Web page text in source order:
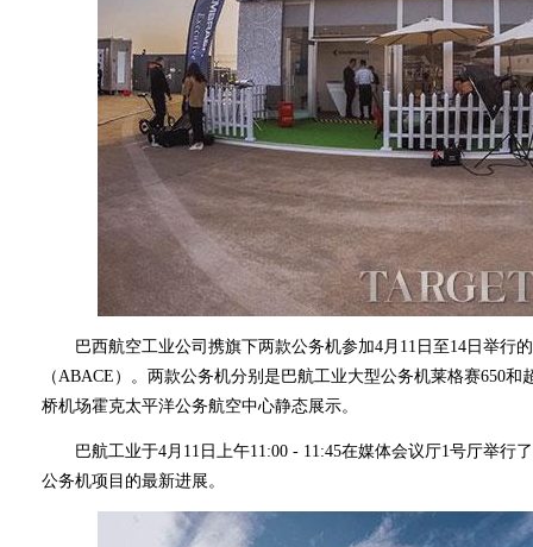
巴西航空工业公司携旗下两款公务机参加4月11日至14日举行的
（ABACE）。两款公务机分别是巴航工业大型公务机莱格赛650
桥机场霍克太平洋公务航空中心静态展示。
巴航工业于4月11日上午11:00 - 11:45在媒体会议厅1号厅举行
公务机项目的最新进展。